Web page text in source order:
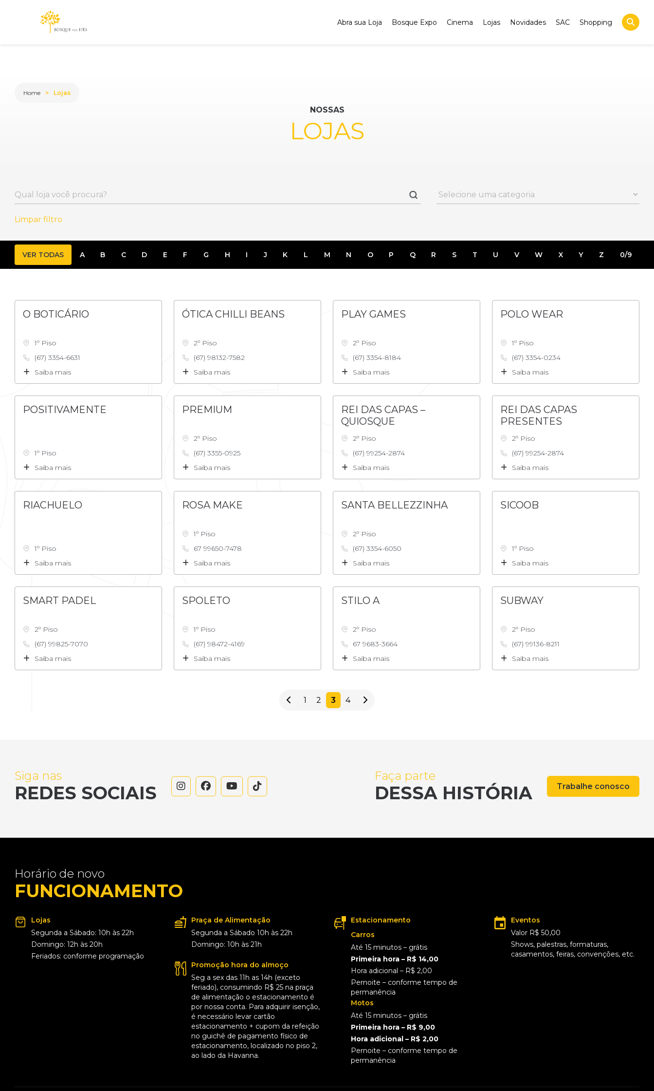
Abra sua Loja Bosque Expo Cinema Lojas Novidades SAC Shopping
NOSSAS
LOJAS
Home Lojas
Limpar filtro
VER TODAS A B C D E F G H I J K L M N O P Q R S T U V W X Y Z 0/9
O BOTICÁRIO
1º Piso
(67) 3354-6631
Saiba mais
ÓTICA CHILLI BEANS
2º Piso
(67) 98132-7582
Saiba mais
PLAY GAMES
2º Piso
(67) 3354-8184
Saiba mais
POLO WEAR
1º Piso
(67) 3354-0234
Saiba mais
POSITIVAMENTE
1º Piso
Saiba mais
PREMIUM
2º Piso
(67) 3355-0925
Saiba mais
REI DAS CAPAS –
QUIOSQUE
2º Piso
(67) 99254-2874
Saiba mais
REI DAS CAPAS
PRESENTES
2º Piso
(67) 99254-2874
Saiba mais
RIACHUELO
1º Piso
Saiba mais
ROSA MAKE
1º Piso
67 99650-7478
Saiba mais
SANTA BELLEZZINHA
2º Piso
(67) 3354-6050
Saiba mais
SICOOB
1º Piso
Saiba mais
SMART PADEL
2º Piso
(67) 99825-7070
Saiba mais
SPOLETO
1º Piso
(67) 98472-4169
Saiba mais
STILO A
2º Piso
67 9683-3664
Saiba mais
SUBWAY
2º Piso
(67) 99136-8211
Saiba mais
1 2 3 4
Siga nas
REDES SOCIAIS
Faça parte
DESSA HISTÓRIA Trabalhe conosco
Horário de novo
FUNCIONAMENTO
Lojas
Segunda a Sábado: 10h às 22h
Domingo: 12h às 20h
Feriados: conforme programação
Praça de Alimentação
Segunda a Sábado 10h às 22h
Domingo: 10h às 21h
Promoção hora do almoço
Seg a sex das 11h as 14h (exceto
feriado), consumindo R$ 25 na praça
de alimentação o estacionamento é
por nossa conta. Para adquirir isenção,
é necessário levar cartão
estacionamento + cupom da refeição
no guichê de pagamento físico de
estacionamento, localizado no piso 2,
ao lado da Havanna.
Estacionamento
Carros
Até 15 minutos – grátis
Primeira hora – R$ 14,00
Hora adicional – R$ 2,00
Pernoite – conforme tempo de
permanência
Motos
Até 15 minutos – grátis
Primeira hora – R$ 9,00
Hora adicional – R$ 2,00
Pernoite – conforme tempo de
permanência
Eventos
Valor R$ 50,00
Shows, palestras, formaturas,
casamentos, feiras, convenções, etc.